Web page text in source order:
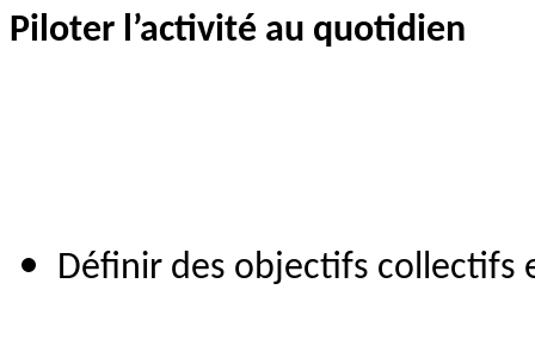
Piloter l’activité au quotidien
Définir des objectifs collectifs